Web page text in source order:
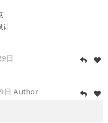
计
日
日 Author